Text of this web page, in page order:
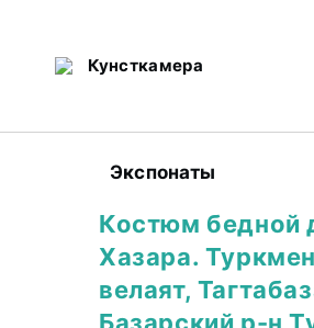
Кунсткамера
Экспонаты
Костюм бедной
Хазара.
велаят,